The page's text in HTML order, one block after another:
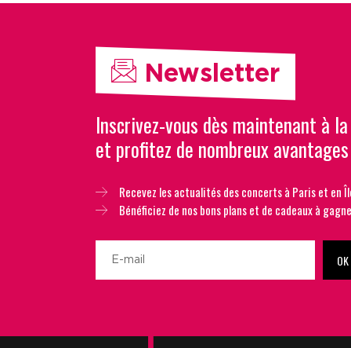
Newsletter
Inscrivez-vous dès maintenant à
et profitez de nombreux avantages
Recevez les actualités des concerts à Paris et en
Bénéficiez de nos bons plans et de cadeaux à
OK